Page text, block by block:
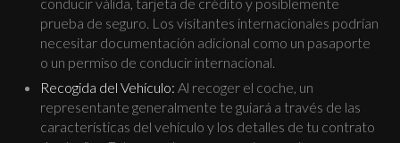
prueba de seguro. Los visitantes internacionales podrían
necesitar documentación adicional como un pasaporte
o un permiso de conducir internacional.
Recogida del Vehículo: Al recoger el coche, un
representante generalmente te guiará a través de las
características del vehículo y los detalles de tu contrato